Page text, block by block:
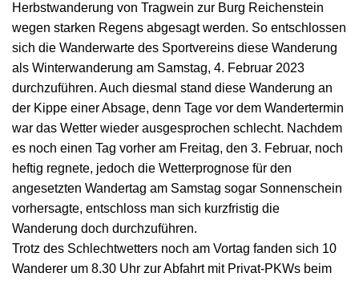
Herbstwanderung von Tragwein zur Burg Reichenstein
wegen starken Regens abgesagt werden. So entschlossen
sich die Wanderwarte des Sportvereins diese Wanderung
als Winterwanderung am Samstag, 4. Februar 2023
durchzuführen. Auch diesmal stand diese Wanderung an
der Kippe einer Absage, denn Tage vor dem Wandertermin
war das Wetter wieder ausgesprochen schlecht. Nachdem
es noch einen Tag vorher am Freitag, den 3. Februar, noch
heftig regnete, jedoch die Wetterprognose für den
angesetzten Wandertag am Samstag sogar Sonnenschein
vorhersagte, entschloss man sich kurzfristig die
Wanderung doch durchzuführen.
Trotz des Schlechtwetters noch am Vortag fanden sich 10
Wanderer um 8.30 Uhr zur Abfahrt mit Privat-PKWs beim